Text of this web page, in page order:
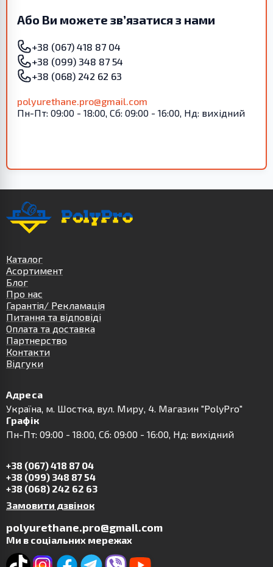
Або Ви можете зв’язатися з нами
+38 (067) 418 87 04
+38 (099) 348 87 54
+38 (068) 242 62 63
polyurethane.pro@gmail.com
Пн-Пт: 09:00 - 18:00, Сб: 09:00 - 16:00, Нд: вихідний
Каталог
Асортимент
Блог
Про нас
Гарантія/ Рекламація
Питання та відповіді
Оплата та доставка
Партнерство
Контакти
Відгуки
Адреса
Українa, м. Шостка, вул. Миру, 4. Магазин "PolyPro"
Графік
Пн-Пт: 09:00 - 18:00, Сб: 09:00 - 16:00, Нд: вихідний
+38 (067) 418 87 04
+38 (099) 348 87 54
+38 (068) 242 62 63
Замовити дзвінок
polyurethane.pro@gmail.com
Ми в соціальних мережах